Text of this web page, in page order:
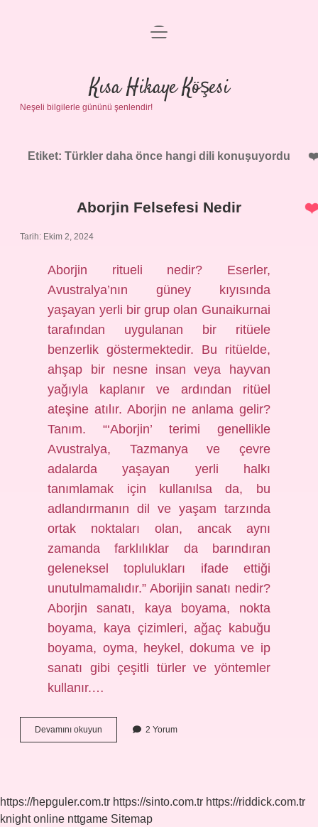
Anasayfa
Gizlilik Politikası
Yasal Uyarı
menüyü
Kısa Hikaye Köşesi
Neşeli bilgilerle gününü şenlendir!
Etiket: Türkler daha önce hangi dili konuşuyordu
Aborjin Felsefesi Nedir
Tarih: Ekim 2, 2024
Aborjin ritueli nedir? Eserler,
Avustralya’nın güney kıyısında
yaşayan yerli bir grup olan Gunaikurnai
tarafından uygulanan bir ritüele
benzerlik göstermektedir. Bu ritüelde,
ahşap bir nesne insan veya hayvan
yağıyla kaplanır ve ardından ritüel
ateşine atılır. Aborjin ne anlama gelir?
Tanım. “‘Aborjin’ terimi genellikle
Avustralya, Tazmanya ve çevre
adalarda yaşayan yerli halkı
tanımlamak için kullanılsa da, bu
adlandırmanın dil ve yaşam tarzında
ortak noktaları olan, ancak aynı
zamanda farklılıklar da barındıran
geleneksel toplulukları ifade ettiği
unutulmamalıdır.” Aborijin sanatı nedir?
Aborjin sanatı, kaya boyama, nokta
boyama, kaya çizimleri, ağaç kabuğu
boyama, oyma, heykel, dokuma ve ip
sanatı gibi çeşitli türler ve yöntemler
kullanır.…
Devamını okuyun
Felsefesi
2 Yorum
https://hepguler.com.tr https://sinto.com.tr https://riddick.com.tr
knight online nttgame Sitemap